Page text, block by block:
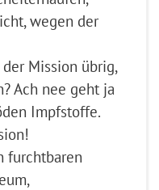
wegen der
Mission übrig,
Ach nee geht ja
Impfstoffe.
furchtbaren